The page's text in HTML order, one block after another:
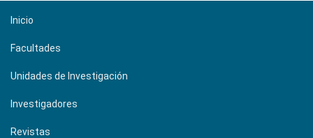
Inicio
Facultades
Unidades de Investigación
Investigadores
Revistas